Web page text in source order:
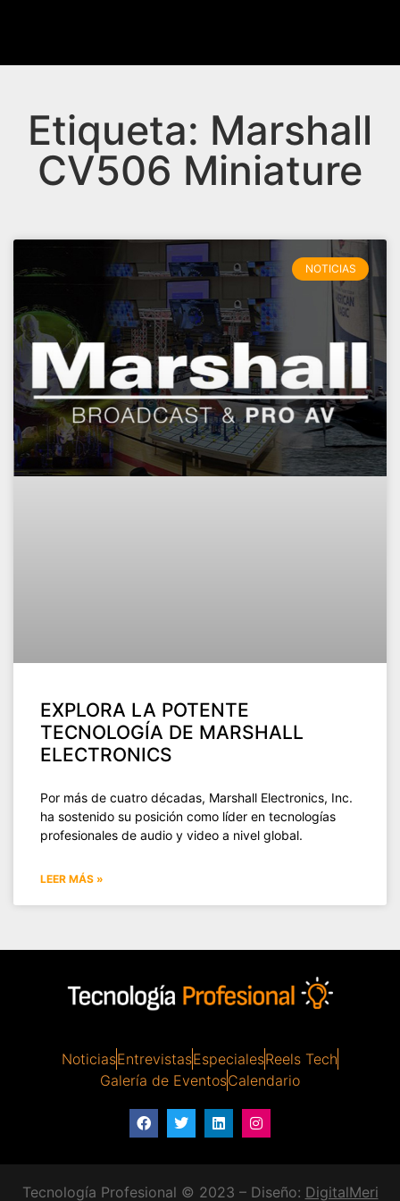
Etiqueta: Marshall
CV506 Miniature
NOTICIAS
EXPLORA LA POTENTE
TECNOLOGÍA DE MARSHALL
ELECTRONICS
Por más de cuatro décadas, Marshall Electronics, Inc.
ha sostenido su posición como líder en tecnologías
profesionales de audio y video a nivel global.
LEER MÁS »
NoticiasEntrevistasEspecialesReels Tech
Galería de EventosCalendario
Tecnología Profesional © 2023 – Diseño: DigitalMeri